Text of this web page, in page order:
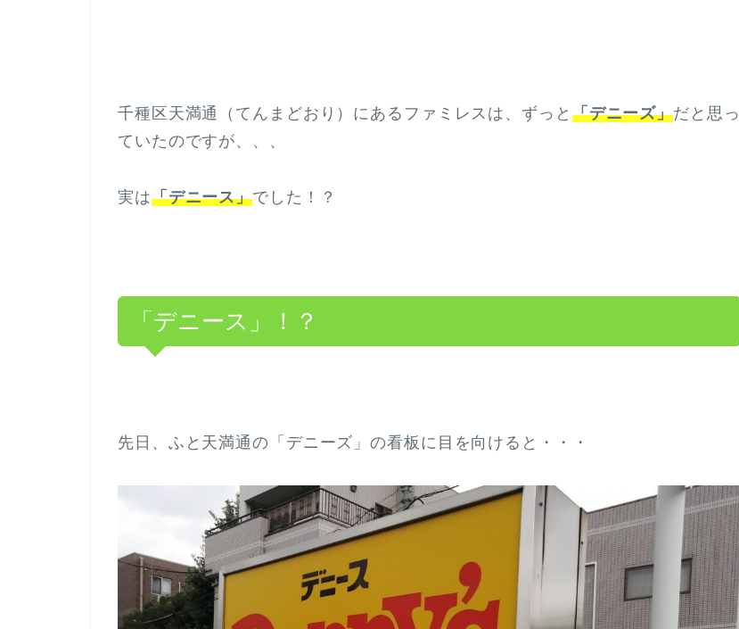
千種区天満通（てんまどおり）にあるファミレスは、ずっと 「デニーズ」だと思っ
ていたのですが、、、
実は「デニース」でした！？
「デニース」！？
先日、ふと天満通の「デニーズ」の看板に目を向けると・・・